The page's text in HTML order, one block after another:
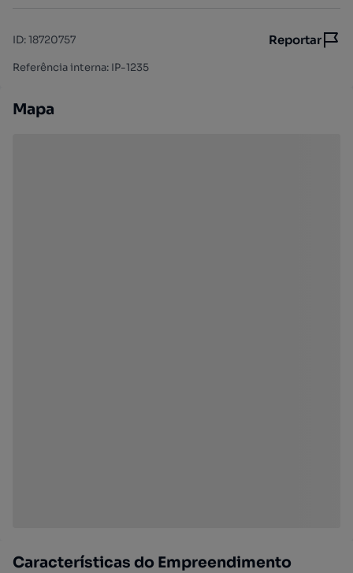
ID:18720757 Reportar
Referência interna: IP-1235
Mapa
Características do Empreendimento